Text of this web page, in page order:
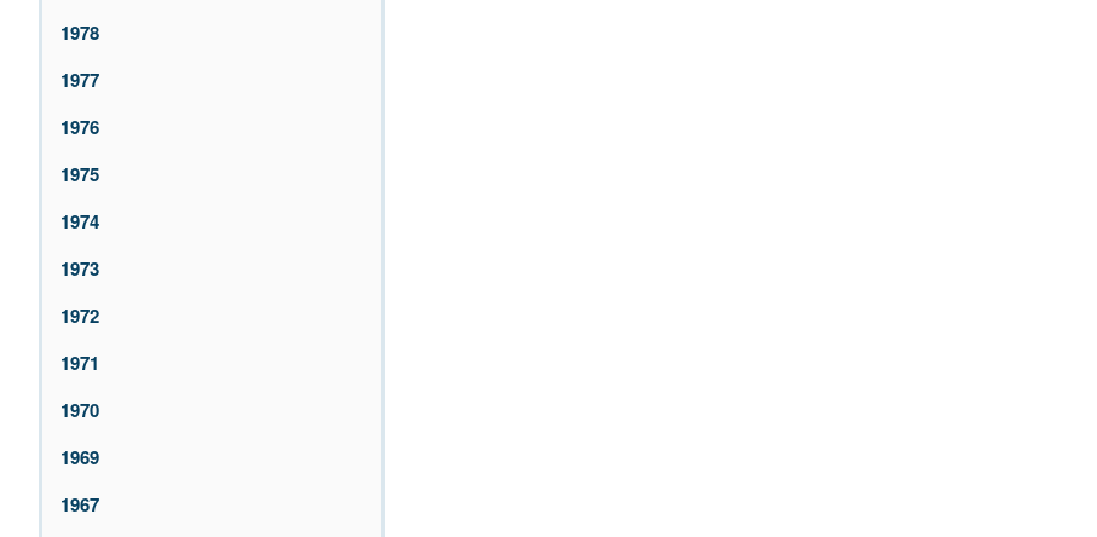
1978
1977
1976
1975
1974
1973
1972
1971
1970
1969
1967